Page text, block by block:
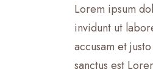
Lorem ipsum
invidunt ut
accusam et
sanctus est